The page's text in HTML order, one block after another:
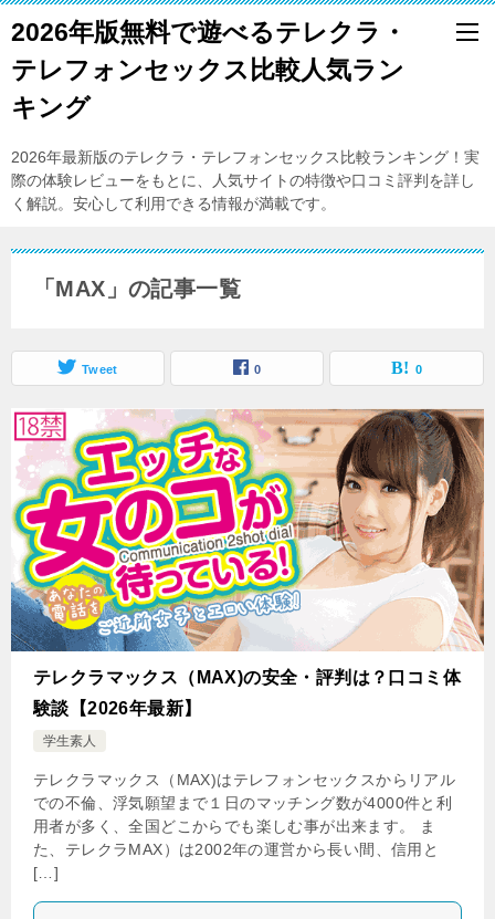
2026年版無料で遊べるテレクラ・
テレフォンセックス比較人気ラン
キング
2026年最新版のテレクラ・テレフォンセックス比較ランキング！実
際の体験レビューをもとに、人気サイトの特徴や口コミ評判を詳し
く解説。安心して利用できる情報が満載です。
「MAX」の記事一覧
Tweet 0 0
テレクラマックス（MAX)の安全・評判は？口コミ体
験談【2026年最新】
学生素人
テレクラマックス（MAX)はテレフォンセックスからリアル
での不倫、浮気願望まで１日のマッチング数が4000件と利
用者が多く、全国どこからでも楽しむ事が出来ます。 ま
た、テレクラMAX）は2002年の運営から長い間、信用と
[…]